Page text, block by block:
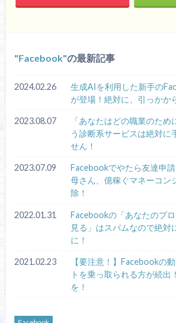
Facebook の最新記事
2024.02.26
生成AIを利用した新手の
が登場！絶対に、引っかか
2023.08.07
「あなたはどの職業のた
う診断系サービスは絶対に
せん！
2023.07.09
Facebookでやたら友達申
母さん、億稼ぐマネーコン
除！
2022.01.31
Facebookの「あなたのプ
見る」はスパムなので絶対
に！
2021.02.23
【要注意！】Facebookの
トを乗っ取られる方が続出
を！